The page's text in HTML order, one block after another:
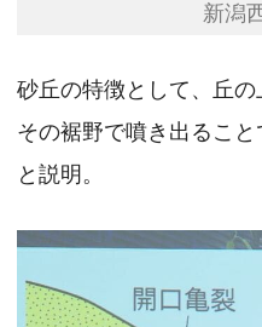
新潟
砂丘の特徴として、丘
その裾野で噴き出るこ
と説明。